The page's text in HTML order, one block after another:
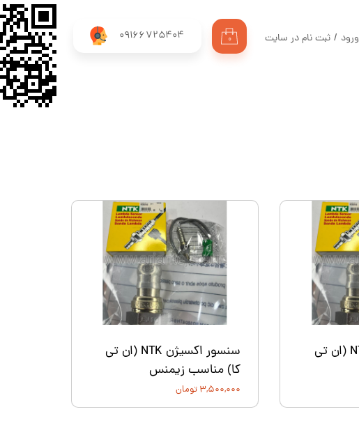
09166725404 ۰ ورود / ثبت نام در سایت
سنسور اكسيژن NTK (ان تی
سنسور اکسیژن NTK (ان تی
کا) مناسب زیمنس
۳,۵۰۰,۰۰۰ تومان